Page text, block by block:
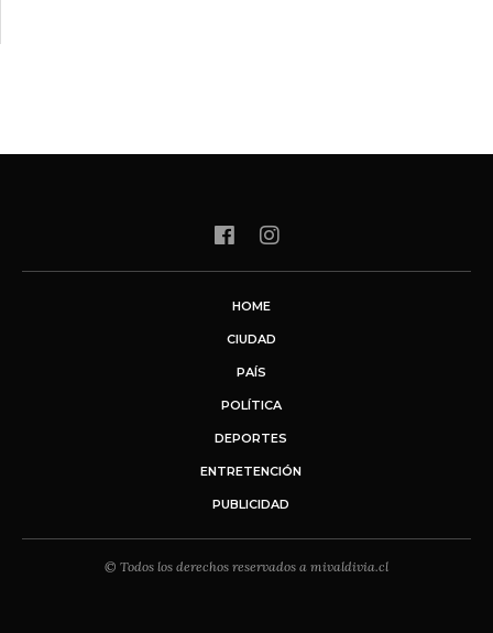
HOME
CIUDAD
PAÍS
POLÍTICA
DEPORTES
ENTRETENCIÓN
PUBLICIDAD
© Todos los derechos reservados a mivaldivia.cl